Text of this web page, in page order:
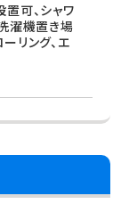
置可、シャワ
洗濯機置き場
リング、エ